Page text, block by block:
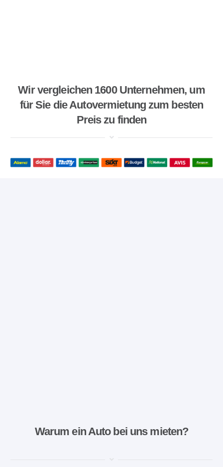
Wir vergleichen 1600 Unternehmen, um
für Sie die Autovermietung zum besten
Preis zu finden
Warum ein Auto bei uns mieten?